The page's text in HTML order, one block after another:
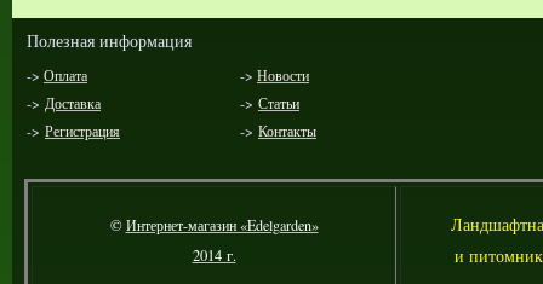
Полезная информация
-> Оплата -> Новости
-> Доставка -> Статьи
-> Регистрация -> Контакты
©Интернет-магазин «Edelgarden»
2014 г.
Л
и питомник